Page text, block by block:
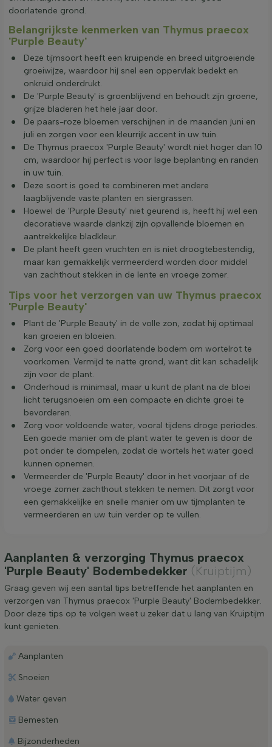
doorlatende grond.
Belangrijkste kenmerken van Thymus praecox
'Purple Beauty'
Deze tijmsoort heeft een kruipende en breed uitgroeiende
groeiwijze, waardoor hij snel een oppervlak bedekt en
onkruid onderdrukt.
De 'Purple Beauty' is groenblijvend en behoudt zijn groene,
grijze bladeren het hele jaar door.
De paars-roze bloemen verschijnen in de maanden juni en
juli en zorgen voor een kleurrijk accent in uw tuin.
De Thymus praecox 'Purple Beauty' wordt niet hoger dan 10
cm, waardoor hij perfect is voor lage beplanting en randen
in uw tuin.
Deze soort is goed te combineren met andere
laagblijvende vaste planten en siergrassen.
Hoewel de 'Purple Beauty' niet geurend is, heeft hij wel een
decoratieve waarde dankzij zijn opvallende bloemen en
aantrekkelijke bladkleur.
De plant heeft geen vruchten en is niet droogtebestendig,
maar kan gemakkelijk vermeerderd worden door middel
van zachthout stekken in de lente en vroege zomer.
Tips voor het verzorgen van uw Thymus praecox
'Purple Beauty'
Plant de 'Purple Beauty' in de volle zon, zodat hij optimaal
kan groeien en bloeien.
Zorg voor een goed doorlatende bodem om wortelrot te
voorkomen. Vermijd te natte grond, want dit kan schadelijk
zijn voor de plant.
Onderhoud is minimaal, maar u kunt de plant na de bloei
licht terugsnoeien om een compacte en dichte groei te
bevorderen.
Zorg voor voldoende water, vooral tijdens droge periodes.
Een goede manier om de plant water te geven is door de
pot onder te dompelen, zodat de wortels het water goed
kunnen opnemen.
Vermeerder de 'Purple Beauty' door in het voorjaar of de
vroege zomer zachthout stekken te nemen. Dit zorgt voor
een gemakkelijke en snelle manier om uw tijmplanten te
vermeerderen en uw tuin verder op te vullen.
Aanplanten & verzorging Thymus praecox
'Purple Beauty' Bodembedekker (Kruiptijm)
Graag geven wij een aantal tips betreffende het aanplanten en
verzorgen van Thymus praecox 'Purple Beauty' Bodembedekker.
Door deze tips op te volgen weet u zeker dat u lang van Kruiptijm
kunt genieten.
Aanplanten
Snoeien
Water geven
Bemesten
Bijzonderheden